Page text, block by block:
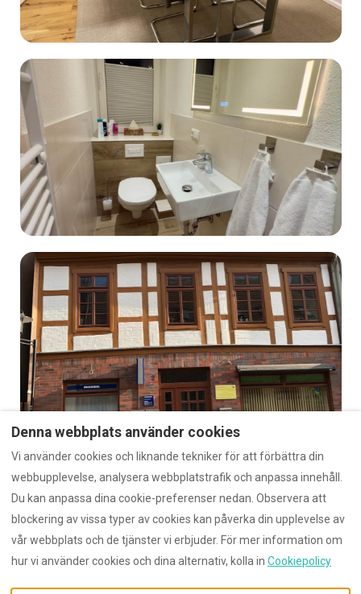
Visa alla bilder
Swedish EUR
PF 109065, Rostock, ©2026MecklenburgAlla
Denna webbplats använder cookies
Vi använder cookies och liknande tekniker för att förbättra din
webbupplevelse, analysera webbplatstrafik och anpassa innehåll.
Du kan anpassa dina cookie-preferenser nedan. Observera att
blockering av vissa typer av cookies kan påverka din upplevelse av
vår webbplats och de tjänster vi erbjuder. För mer information om
hur vi använder cookies och dina alternativ, kolla in Cookiepolicy